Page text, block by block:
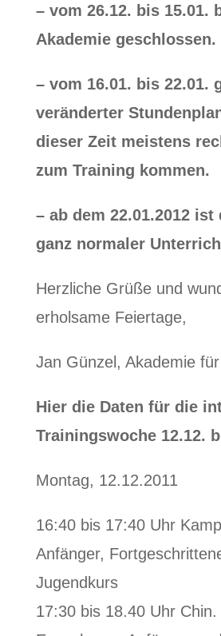
– vom 26.12. bis 15.01.
Akademie geschlossen.
– vom 16.01. bis 22.01.
veränderter
dieser Zeit meistens
zum Training kommen.
– ab dem 22.01.2012 ist
ganz normaler
Herzliche Grüße und
erholsame Feiertage,
Jan Günzel, Akademie
Hier die Daten für die
Trainingswoche 12.12.
Montag, 12.12.2011
16:40 bis 17:40 Uhr
Anfänger,
Jugendkurs
17:30 bis 18.40 Uhr Chin.